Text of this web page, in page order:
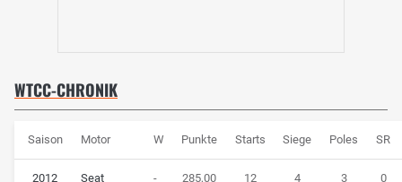
WTCC-CHRONIK
Saison Motor W Punkte Starts Siege Poles SR
2012 Seat - 285,00 12 4 3 0